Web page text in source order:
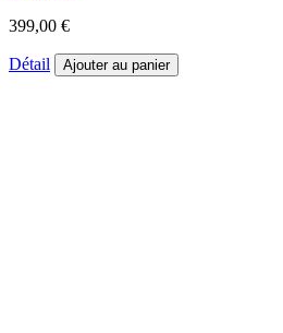
399,00 €
Détail Ajouter au panier